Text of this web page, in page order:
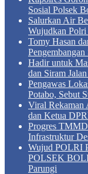
Sosial Polsek
Salurkan Air
Wujudkan Polri
Tomy Hasan
Hadir untuk
dan Siram
Pengawas
Potabo, Sebut
Viral Rekaman
dan Ketua
Progres
Infrastruktur
Wujud POLRI
POLSEK
Parungi